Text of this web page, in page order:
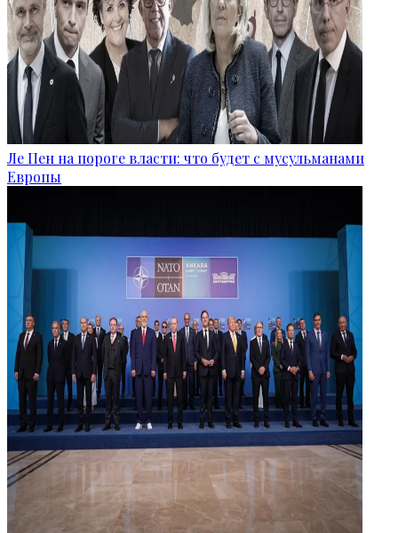
Ле Пен на пороге власти: что будет с мусульманами
Европы